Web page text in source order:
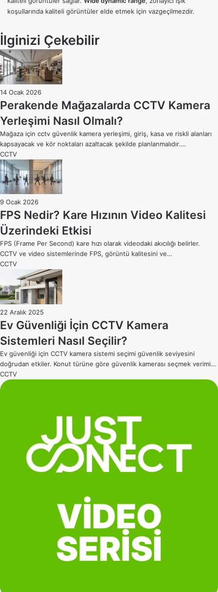
koşullarında kaliteli görüntüler elde etmek için vazgeçilmezdir.
İlginizi Çekebilir
14 Ocak 2026
Perakende Mağazalarda CCTV Kamera
Yerleşimi Nasıl Olmalı?
Mağaza için cctv güvenlik kamera yerleşimi, giriş, kasa ve riskli alanları
kapsayacak ve kör noktaları azaltacak şekilde planlanmalıdır.…
CCTV
9 Ocak 2026
FPS Nedir? Kare Hızının Video Kalitesi
Üzerindeki Etkisi
FPS (Frame Per Second) kare hızı olarak videodaki akıcılığı belirler.
CCTV ve video sistemlerinde FPS, görüntü kalitesini ve…
CCTV
22 Aralık 2025
Ev Güvenliği İçin CCTV Kamera
Sistemleri Nasıl Seçilir?
Ev güvenliği için CCTV kamera sistemi seçimi güvenlik seviyesini
doğrudan etkiler. Konut türüne göre güvenlik kamerası seçmek verimi…
CCTV